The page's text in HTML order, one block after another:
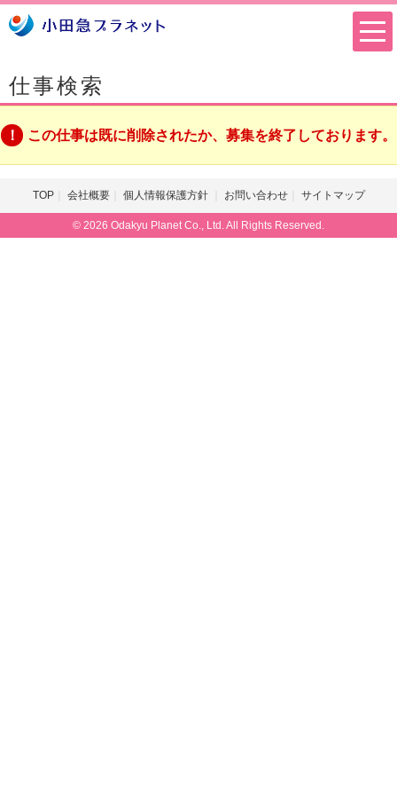
仕事検索
この仕事は既に削除されたか、募集を終了しております。
TOP 会社概要 個人情報保護方針 お問い合わせ サイトマップ
© 2026 Odakyu Planet Co., Ltd. All Rights Reserved.